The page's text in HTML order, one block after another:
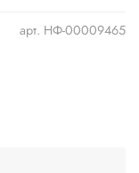
арт. НФ-00009465